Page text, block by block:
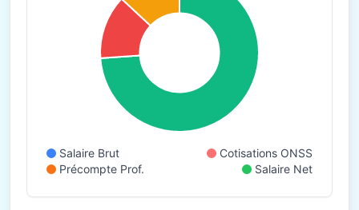
Salaire Brut
Cotisations ONSS
Précompte Prof.
Salaire Net